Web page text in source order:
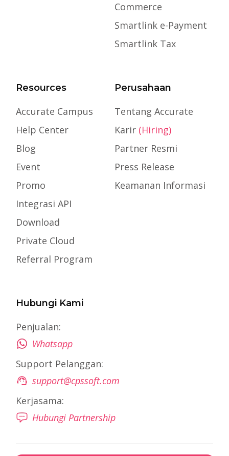
Commerce
Smartlink e-Payment
Smartlink Tax
Resources
Accurate Campus
Help Center
Blog
Event
Promo
Integrasi API
Download
Private Cloud
Referral Program
Perusahaan
Tentang Accurate
Karir (Hiring)
Partner Resmi
Press Release
Keamanan Informasi
Hubungi Kami
Penjualan:
Whatsapp
Support Pelanggan:
support@cpssoft.com
Kerjasama:
Hubungi Partnership